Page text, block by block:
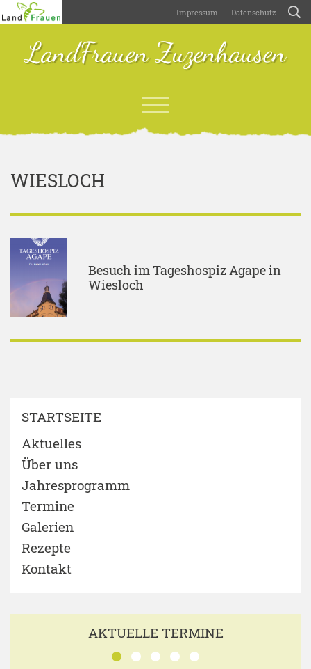
Impressum Datenschutz
LandFrauen Zuzenhausen
WIESLOCH
Besuch im Tageshospiz Agape in
Wiesloch
STARTSEITE
Aktuelles
Über uns
Jahresprogramm
Termine
Galerien
Rezepte
Kontakt
AKTUELLE TERMINE